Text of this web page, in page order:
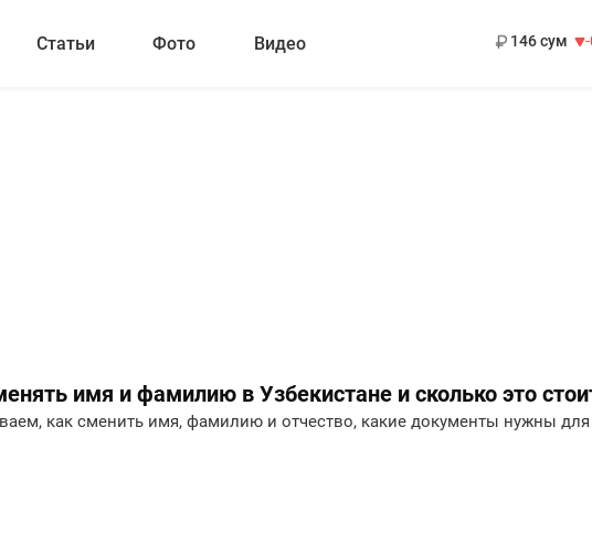
Статьи Фото Видео
146 сум
имя и фамилию в Узбекистане и сколько это
как сменить имя, фамилию и отчество, какие документы нужны